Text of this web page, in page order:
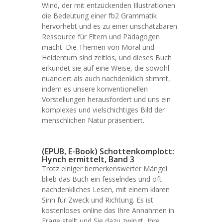
Wind, der mit entzückenden Illustrationen
die Bedeutung einer fb2 Grammatik
hervorhebt und es zu einer unschätzbaren
Ressource für Eltern und Pädagogen
macht. Die Themen von Moral und
Heldentum sind zeitlos, und dieses Buch
erkundet sie auf eine Weise, die sowohl
nuanciert als auch nachdenklich stimmt,
indem es unsere konventionellen
Vorstellungen herausfordert und uns ein
komplexes und vielschichtiges Bild der
menschlichen Natur präsentiert.
(EPUB, E-Book) Schottenkomplott:
Hynch ermittelt, Band 3
Trotz einiger bemerkenswerter Mängel
blieb das Buch ein fesselndes und oft
nachdenkliches Lesen, mit einem klaren
Sinn für Zweck und Richtung. Es ist
kostenloses online das Ihre Annahmen in